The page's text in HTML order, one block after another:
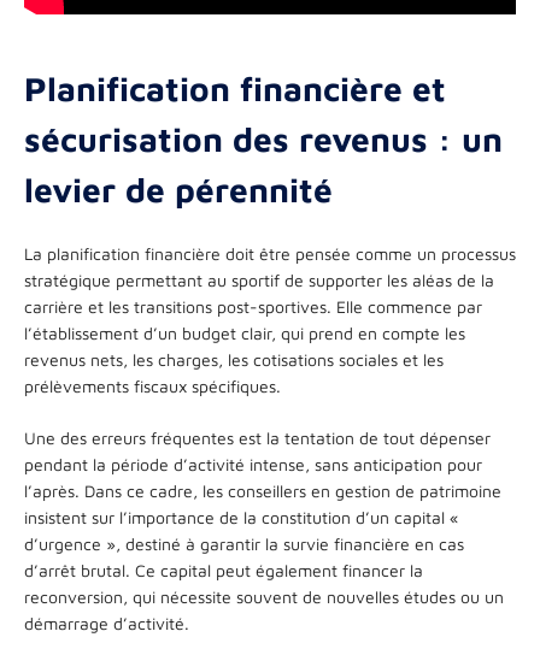
Planification financière et
sécurisation des revenus : un
levier de pérennité
La planification financière doit être pensée comme un processus
stratégique permettant au sportif de supporter les aléas de la
carrière et les transitions post-sportives. Elle commence par
l’établissement d’un budget clair, qui prend en compte les
revenus nets, les charges, les cotisations sociales et les
prélèvements fiscaux spécifiques.
Une des erreurs fréquentes est la tentation de tout dépenser
pendant la période d’activité intense, sans anticipation pour
l’après. Dans ce cadre, les conseillers en gestion de patrimoine
insistent sur l’importance de la constitution d’un capital «
d’urgence », destiné à garantir la survie financière en cas
d’arrêt brutal. Ce capital peut également financer la
reconversion, qui nécessite souvent de nouvelles études ou un
démarrage d’activité.